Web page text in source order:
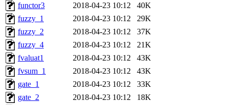
functor3
2018-04-23 10:12
40K
fuzzy_1
2018-04-23 10:12
29K
fuzzy_2
2018-04-23 10:12
37K
fuzzy_4
2018-04-23 10:12
21K
fvaluat1
2018-04-23 10:12
43K
fvsum_1
2018-04-23 10:12
43K
gate_1
2018-04-23 10:12
33K
gate_2
2018-04-23 10:12
18K